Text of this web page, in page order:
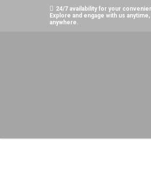
24/7 availability for your
Explore and engage with us anytime,
anywhere.